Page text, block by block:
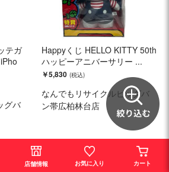
テガ
グバ
Happyくじ HELLO KITTY 50th
ハッピーアニバーサリー ...
￥5,830
なんでもリサイクルビッグバ
ン帯広柏林台店
店舗情報 お気に入り カート